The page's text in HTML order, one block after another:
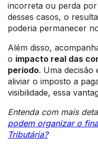
incorreta ou perda
desses casos, o
poderia permanecer
Além disso,
o impacto real das
período. Uma decisão
aliviar o imposto a
visibilidade, essa
Entenda com mais
podem organizar o
Tributária?